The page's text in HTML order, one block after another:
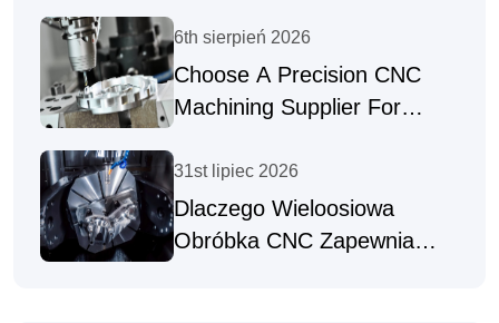
6th sierpień 2026
Choose A Precision CNC
Machining Supplier For
31st lipiec 2026
Dlaczego Wieloosiowa
Obróbka CNC Zapewnia